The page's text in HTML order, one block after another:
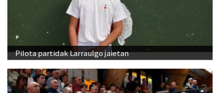
Pilota partidak Larraulgo jaietan